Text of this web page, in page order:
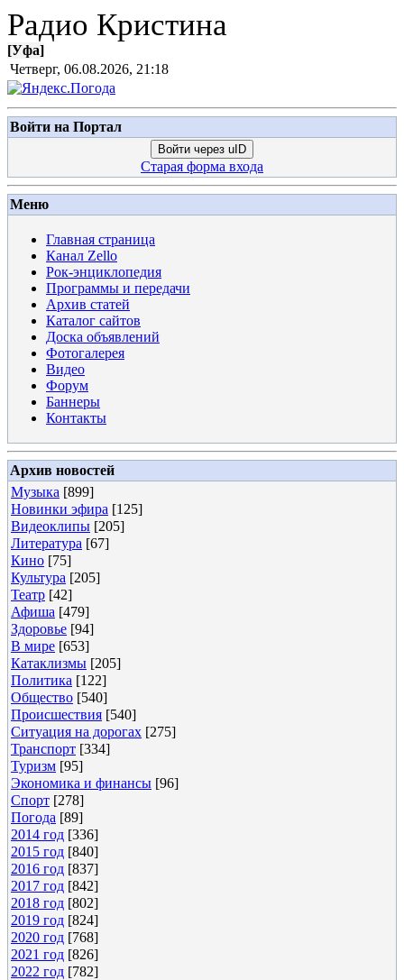
Радио Кристина
[Уфа]
Четверг, 06.08.2026, 21:18
Войти на Портал
Войти через uID
Старая форма входа
Меню
Главная страница
Канал Zello
Рок-энциклопедия
Программы и передачи
Архив статей
Каталог сайтов
Доска объявлений
Фотогалерея
Видео
Форум
Баннеры
Контакты
Архив новостей
Музыка [899]
Новинки эфира [125]
Видеоклипы [205]
Литература [67]
Кино [75]
Культура [205]
Театр [42]
Афиша [479]
Здоровье [94]
В мире [653]
Катаклизмы [205]
Политика [122]
Общество [540]
Происшествия [540]
Ситуация на дорогах [275]
Транспорт [334]
Туризм [95]
Экономика и финансы [96]
Спорт [278]
Погода [89]
2014 год [336]
2015 год [840]
2016 год [837]
2017 год [842]
2018 год [802]
2019 год [824]
2020 год [768]
2021 год [826]
2022 год [782]